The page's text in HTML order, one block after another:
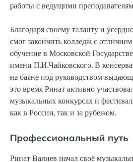
работы с ведущими
Благодаря своему таланту и
смог закончить колледж с
обучение в Московской
имени П.И.Чайковского. В
на баяне под руководством
это время Ринат активно
музыкальных конкурсах и
как в России, так и за рубежом.
Профессиональный путь
Ринат Валиев начал своё